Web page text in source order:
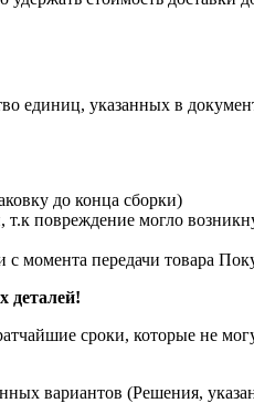
единиц, указанных в
до конца сборки)
повреждение могло
момента передачи товара
деталей!
сроки, которые не
вариантов (Решения,